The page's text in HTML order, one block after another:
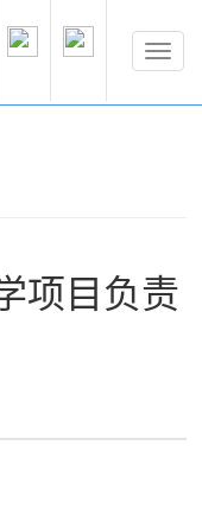
项目负责